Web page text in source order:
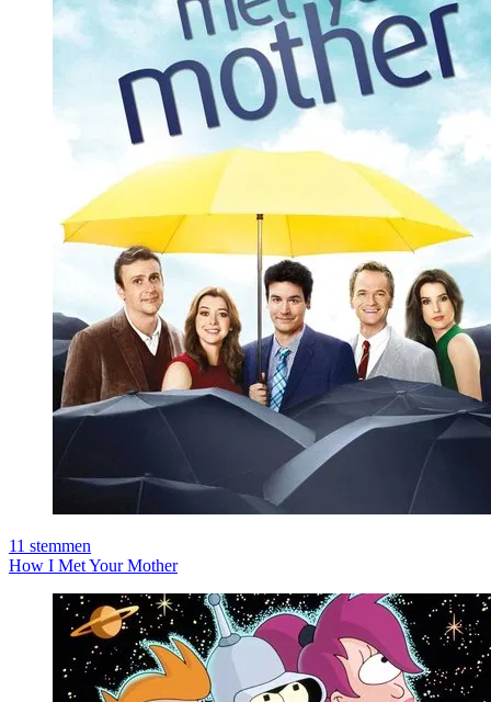
11 stemmen
How I Met Your Mother